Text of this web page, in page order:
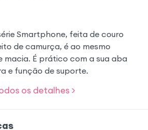
Smartphone, feita de couro
de camurça, é ao mesmo
macia. É prático com a sua aba
e função de suporte.
os detalhes >